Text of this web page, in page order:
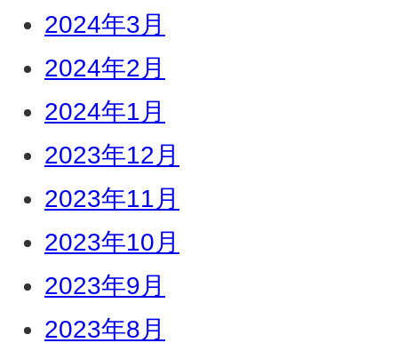
2024年3月
2024年2月
2024年1月
2023年12月
2023年11月
2023年10月
2023年9月
2023年8月